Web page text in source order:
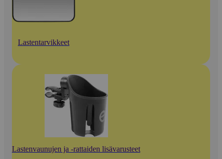
Lastentarvikkeet
Lastenvaunujen ja -rattaiden lisävarusteet